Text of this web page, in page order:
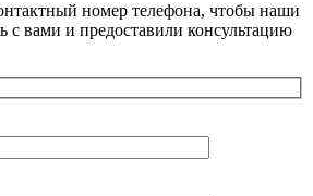
номер телефона, чтобы наши
с вами и предоставили консультацию